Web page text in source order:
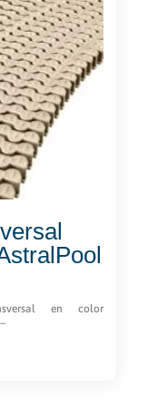
en color